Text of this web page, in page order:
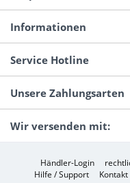
Informationen
Service Hotline
Unsere Zahlungsarten
Wir versenden mit:
Händler-Login
Hilfe / Support
Kontakt